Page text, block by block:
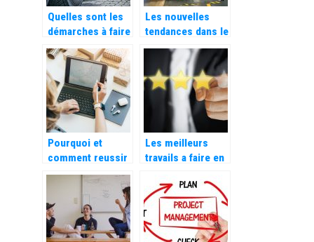
Quelles sont les
démarches à faire
pour créer une
société de
transport ?
Les nouvelles
tendances dans le
stockage et
l’aménagement
professionnel
Pourquoi et
comment reussir
la digitaliser son
Les meilleurs
travails a faire en